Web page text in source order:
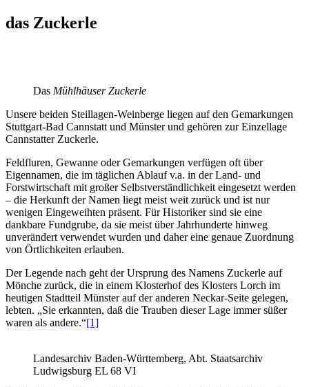
das Zuckerle
Das Mühlhäuser Zuckerle
Unsere beiden Steillagen-Weinberge liegen auf den Gemarkungen
Stuttgart-Bad Cannstatt und Münster und gehören zur Einzellage
Cannstatter Zuckerle.
Feldfluren, Gewanne oder Gemarkungen verfügen oft über
Eigennamen, die im täglichen Ablauf v.a. in der Land- und
Forstwirtschaft mit großer Selbstverständlichkeit eingesetzt werden
– die Herkunft der Namen liegt meist weit zurück und ist nur
wenigen Eingeweihten präsent. Für Historiker sind sie eine
dankbare Fundgrube, da sie meist über Jahrhunderte hinweg
unverändert verwendet wurden und daher eine genaue Zuordnung
von Örtlichkeiten erlauben.
Der Legende nach geht der Ursprung des Namens Zuckerle auf
Mönche zurück, die in einem Klosterhof des Klosters Lorch im
heutigen Stadtteil Münster auf der anderen Neckar-Seite gelegen,
lebten. „Sie erkannten, daß die Trauben dieser Lage immer süßer
waren als andere.“[1]
Landesarchiv Baden-Württemberg, Abt. Staatsarchiv
Ludwigsburg EL 68 VI